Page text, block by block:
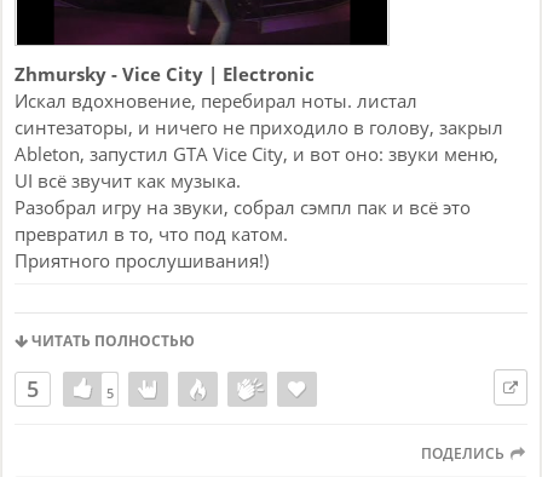
Zhmursky - Vice City | Electronic
Искал вдохновение, перебирал ноты. листал
синтезаторы, и ничего не приходило в голову, закрыл
Ableton, запустил GTA Vice City, и вот оно: звуки меню,
UI всё звучит как музыка.
Разобрал игру на звуки, собрал сэмпл пак и всё это
превратил в то, что под катом.
Приятного прослушивания!)
ЧИТАТЬ ПОЛНОСТЬЮ
5 5
5
ПОДЕЛИСЬ